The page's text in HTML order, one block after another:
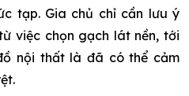
tạp. Gia chủ chỉ cần lưu ý
việc chọn gạch lát nền, tới
nội thất là đã có thể cảm